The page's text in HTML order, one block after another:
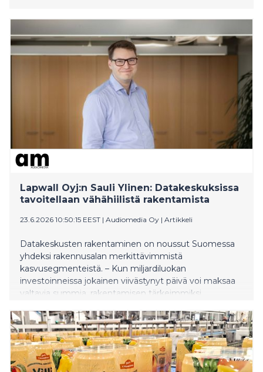
Lapwall Oyj:n Sauli Ylinen: Datakeskuksissa
tavoitellaan vähähiilistä rakentamista
23.6.2026 10:50:15 EEST | Audiomedia Oy | Artikkeli
Datakeskusten rakentaminen on noussut Suomessa
yhdeksi rakennusalan merkittävimmistä
kasvusegmenteistä. – Kun miljardiluokan
investoinneissa jokainen viivästynyt päivä voi maksaa
valtavia summia, rakentamisen tärkeimmiksi
tekninen laatu ja riskienhallinta, sanoo
esivalmistettujen puuelementtien rakentamiseen
erikoistuneen LapWall Oyj:n tuote- ja kehityspäällikkö
Sauli Ylinen. Datakeskusrakentaminen uudistaa
rakentamisen toimintamalleja Vuoden 2025 elokuussa